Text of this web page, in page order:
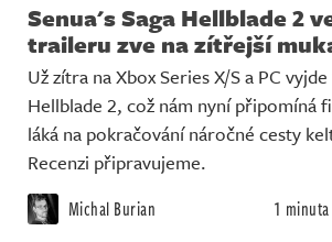
Senua's Saga Hellblade 2
traileru zve na zítřejší
Už zítra na Xbox Series X/S a PC
Hellblade 2, což nám nyní připomíná
láká na pokračování náročné cesty
Recenzi připravujeme.
Michal Burian 1 minuta